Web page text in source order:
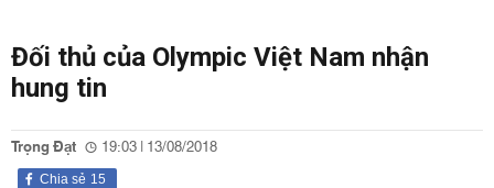
Đối thủ của Olympic Việt Nam nhận
hung tin
Trọng Đạt 19:03 | 13/08/2018
15
Chia sẻ